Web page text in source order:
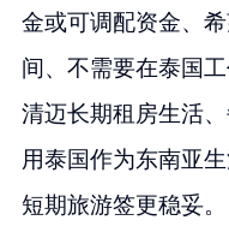
金或可调配资金、
间、不需要在泰国
清迈长期租房生活
用泰国作为东南亚
短期旅游签更稳妥。